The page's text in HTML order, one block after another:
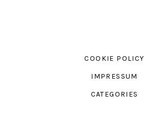
COOKIE POLICY
IMPRESSUM
CATEGORIES